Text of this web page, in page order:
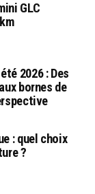
GLC
2026 : Des
bornes de
: quel choix
?